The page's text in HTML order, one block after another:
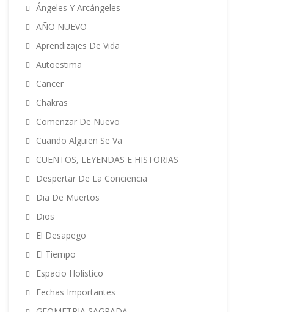
Ángeles Y Arcángeles
AÑO NUEVO
Aprendizajes De Vida
Autoestima
Cancer
Chakras
Comenzar De Nuevo
Cuando Alguien Se Va
CUENTOS, LEYENDAS E HISTORIAS
Despertar De La Conciencia
Dia De Muertos
Dios
El Desapego
El Tiempo
Espacio Holistico
Fechas Importantes